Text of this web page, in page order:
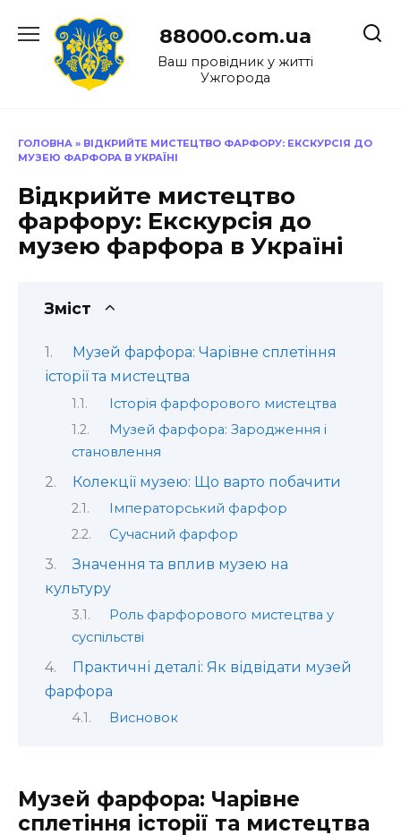
до
88000.com.ua
Ваш провідник у житті
Ужгорода
ГОЛОВНА » ВІДКРИЙТЕ МИСТЕЦТВО ФАРФОРУ: ЕКСКУРСІЯ ДО
МУЗЕЮ ФАРФОРА В УКРАЇНІ
Відкрийте мистецтво
фарфору: Екскурсія до
музею фарфора в Україні
Зміст
Музей фарфора: Чарівне сплетіння
історії та мистецтва
Історія фарфорового мистецтва
Музей фарфора: Зародження і
становлення
Колекції музею: Що варто побачити
Імператорський фарфор
Сучасний фарфор
Значення та вплив музею на
культуру
Роль фарфорового мистецтва у
суспільстві
Практичні деталі: Як відвідати музей
фарфора
Висновок
Музей фарфора: Чарівне
сплетіння історії та мистецтва